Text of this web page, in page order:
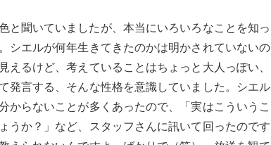
と聞いていましたが、本当にいろいろなことを知っ
シエルが何年生きてきたのかは明かされていないの
えるけど、考えていることはちょっと大人っぽい、
発言する、そんな性格を意識していました。シエル
からないことが多くあったので、「実はこういうこ
うか？」など、スタッフさんに訊いて回ったのです